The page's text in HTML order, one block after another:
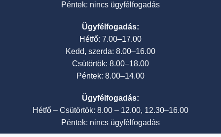
Péntek: nincs ügyfélfogadás
Ügyfélfogadás:
Hétfő: 7.00–17.00
Kedd, szerda: 8.00–16.00
Csütörtök: 8.00–18.00
Péntek: 8.00–14.00
Ügyfélfogadás:
Hétfő – Csütörtök: 8.00 – 12.00, 12.30–16.00
Péntek: nincs ügyfélfogadás